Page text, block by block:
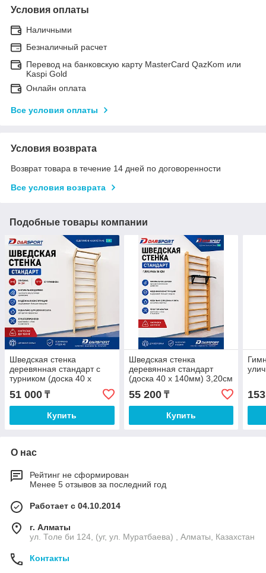
Условия оплаты
Наличными
Безналичный расчет
Перевод на банковскую карту MasterCard QazKom или
Kaspi Gold
Онлайн оплата
Все условия оплаты
Условия возврата
Возврат товара в течение 14 дней по договоренности
Все условия возврата
Подобные товары компании
Шведская стенка
деревянная стандарт с
турником (доска 40 х
140мм) до 240см
51 000 ₸
Купить
Шведская стенка
деревянная стандарт
(доска 40 х 140мм) 3,20см
55 200₸
Купить
О нас
Рейтинг не сформирован
Менее 5 отзывов за последний год
Работает с 04.10.2014
г. Алматы
ул. Толе би 124, (уг, ул. Муратбаева) , Алматы, Казахстан
Контакты